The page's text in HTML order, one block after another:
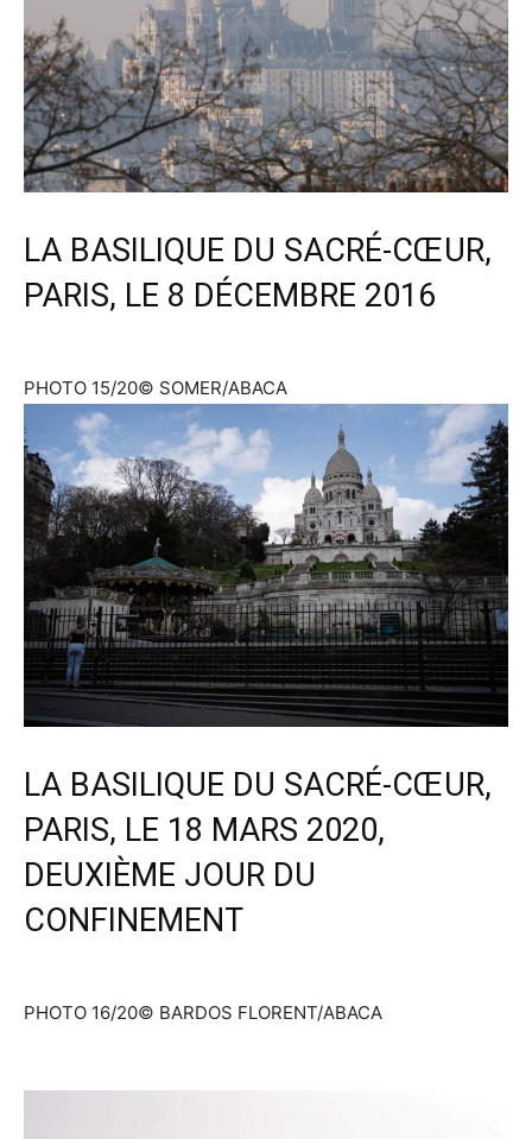
LA BASILIQUE DU SACRÉ-CŒUR,
PARIS, LE 8 DÉCEMBRE 2016
PHOTO 15/20© SOMER/ABACA
LA BASILIQUE DU SACRÉ-CŒUR,
PARIS, LE 18 MARS 2020,
DEUXIÈME JOUR DU
CONFINEMENT
PHOTO 16/20© BARDOS FLORENT/ABACA